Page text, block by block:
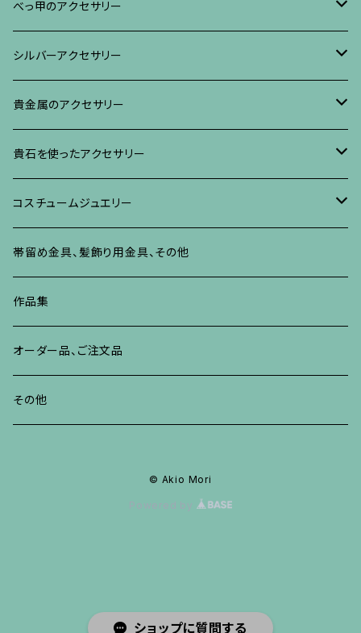
ショップに質問する
ブレスレット・バングル、その他
ブレスレット、その他
ネックレス、ペンダント
リング
ブレスレット、その他
イヤリング・ピアス
ネックレス、ペンダント
リング
ブレスレット、その他
べっ甲に蒔絵のアクセサリー
ブローチ
イヤリング・ピアス
真珠に蒔絵のアクセサリー
ブローチ
イヤリング、ピアス
水晶に蒔絵のアクセサリー
ブローチ
イヤリング、ピアス
朴の木やポプラに蒔絵のアクセサリー
ブローチ
イヤリング・ピアス
その他の蒔絵のアクセサリー
べっ甲のアクセサリー
ブローチ
イヤリング、ピアス
ネックレス、ペンダント
リング
ブレスレット、バングル、その他
シルバーアクセサリー
ブローチ
イヤリング、ピアス
ネックレス、ペンダント
リング
ブレスレット、バングル、その他
貴金属のアクセサリー
ブローチ
イヤリング、ピアス
ネックレス、ペンダント
ブレスレット、その他
リング
貴石を使ったアクセサリー
ブローチ
イヤリング、ピアス
ネックレス、ペンダント
リング
ブレスレット、バングル
コスチュームジュエリー
ブローチ
イヤリング、ピアス
ネックレス、ペンダント
リング
帯留め金具、髪飾り用金具、その他
作品集
オーダー品、ご注文品
その他
© Akio Mori
Powered by